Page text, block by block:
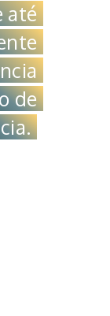
até
de